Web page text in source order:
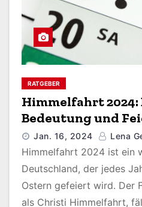
RATGEBER
Himmelfahrt 2024:
Bedeutung und
Jan. 16, 2024 Lena
Himmelfahrt 2024 ist ein
Deutschland, der jedes
Ostern gefeiert wird. Der
als Christi Himmelfahrt,